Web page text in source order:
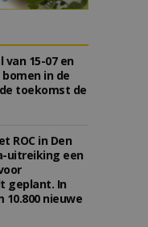
van 15-07 en
in de
toekomst de
ROC in Den
uitreiking een
geplant. In
nieuwe